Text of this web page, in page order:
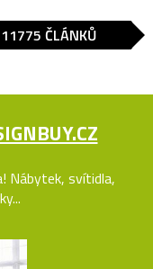
ČLÁNKŮ
Nábytek, svítidla,